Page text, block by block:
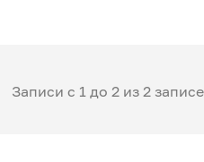
Записи с 1 до 2 из 2